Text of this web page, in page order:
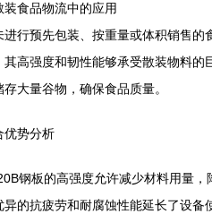
装食品物流中的应用
进行预先包装、按重量或体积销售
其高强度和韧性能够承受散装物料
大量谷物，确保食品质量。
优势分析
钢板的高强度允许减少材料用量，
的抗疲劳和耐腐蚀性能延长了设备